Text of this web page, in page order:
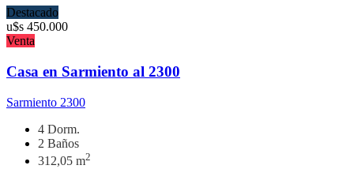
Destacado
u$s 450.000
Venta
Casa en Sarmiento al 2300
Sarmiento 2300
4 Dorm.
2 Baños
312,05 m2